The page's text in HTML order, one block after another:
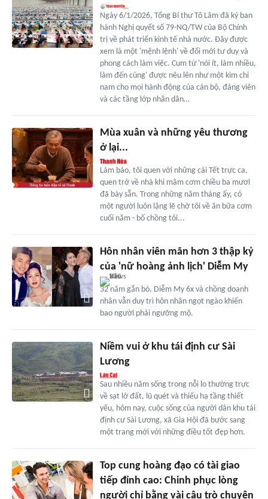
Ngày 6/1/2026, Tổng Bí thư Tô Lâm đã ký ban
hành Nghị quyết số 79-NQ/TW của Bộ Chính
trị về phát triển kinh tế nhà nước. Đây được
xem là một 'mệnh lệnh' về đổi mới tư duy và
phong cách làm việc. Cụm từ 'nói ít, làm nhiều,
làm đến cùng' được nêu lên như một kim chỉ
nam cho mọi hành động của cán bộ, đảng viên
và các tầng lớp nhân dân…
Mùa xuân và những yêu thương
ở lại...
Làm báo, tôi quen với những cái Tết trực ca,
quen trở về nhà khi mâm cơm chiều ba mươi
đã bày sẵn. Trong những năm tháng ấy, có
một người luôn lặng lẽ chờ tôi về ăn bữa cơm
cuối năm - bố chồng tôi...
Hôn nhân viên mãn hơn 3 thập kỷ
của 'nữ hoàng ảnh lịch' Diễm My
32 năm gắn bó, Diễm My 6x và chồng doanh
nhân vẫn duy trì hôn nhân ngọt ngào khiến
bao người phải ngưỡng mộ.
Niềm vui ở khu tái định cư Sài
Lương
Sau nhiều năm sống trong nỗi lo thường trực
về sạt lở đất, lũ quét và thiếu hạ tầng thiết
yếu, hôm nay, cuộc sống của người dân khu tái
định cư Sài Lương, xã Gia Hội đã bước sang
một trang mới với những điều tốt đẹp hơn.
Top cung hoàng đạo có tài giao
tiếp đỉnh cao: Chinh phục lòng
người chỉ bằng vài câu trò chuyện